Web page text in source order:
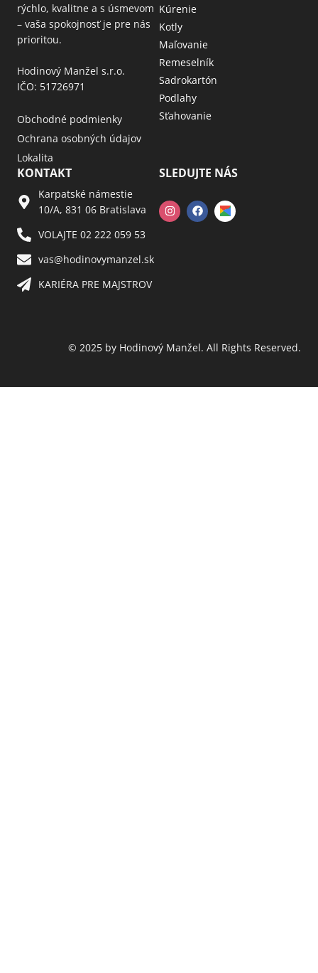
rýchlo, kvalitne a s úsmevom
– vaša spokojnosť je pre nás
prioritou.
Hodinový Manžel s.r.o.
IČO: 51726971
Obchodné podmienky
Ochrana osobných údajov
Lokalita
Kúrenie
Kotly
Maľovanie
Remeselník
Sadrokartón
Podlahy
Sťahovanie
KONTAKT
Karpatské námestie
10/A, 831 06 Bratislava
VOLAJTE 02 222 059 53​
vas@hodinovymanzel.sk​
KARIÉRA PRE MAJSTROV​
SLEDUJTE NÁS
© 2025 by Hodinový Manžel. All Rights Reserved.